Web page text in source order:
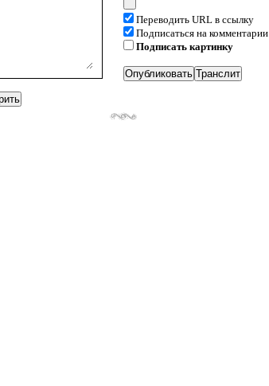
Переводить URL в ссылку
Подписаться на комментарии
Подписать картинку